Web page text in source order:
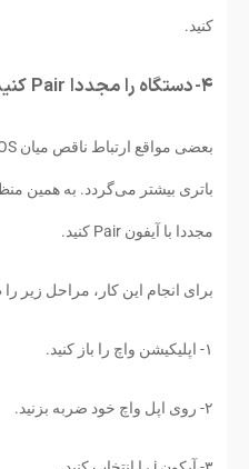
کنید.
۴- دستگاه را مجددا Pair کنید
باتری بیشتر می‌گردد. به همین
مجددا با آیفون Pair کنید.
برای انجام این کار، مراحل زیر
۱- اپلیکیشن واچ را باز کنید.
۲- روی اپل واچ خود ضربه بزنید.